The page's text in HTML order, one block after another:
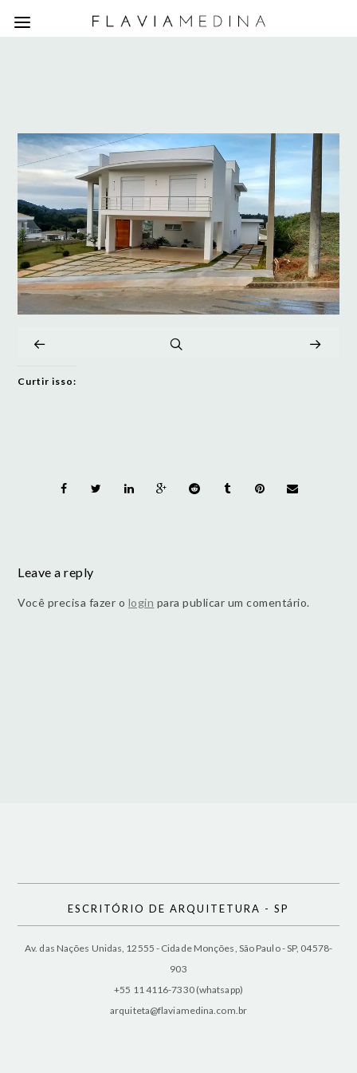
Curtir isso:
Leave a reply
Você precisa fazer o login para publicar um comentário.
ESCRITÓRIO DE ARQUITETURA - SP
Av. das Nações Unidas, 12555 - Cidade Monções, São Paulo - SP, 04578-
903
+55 11 4116-7330 (whatsapp)
arquiteta@flaviamedina.com.br